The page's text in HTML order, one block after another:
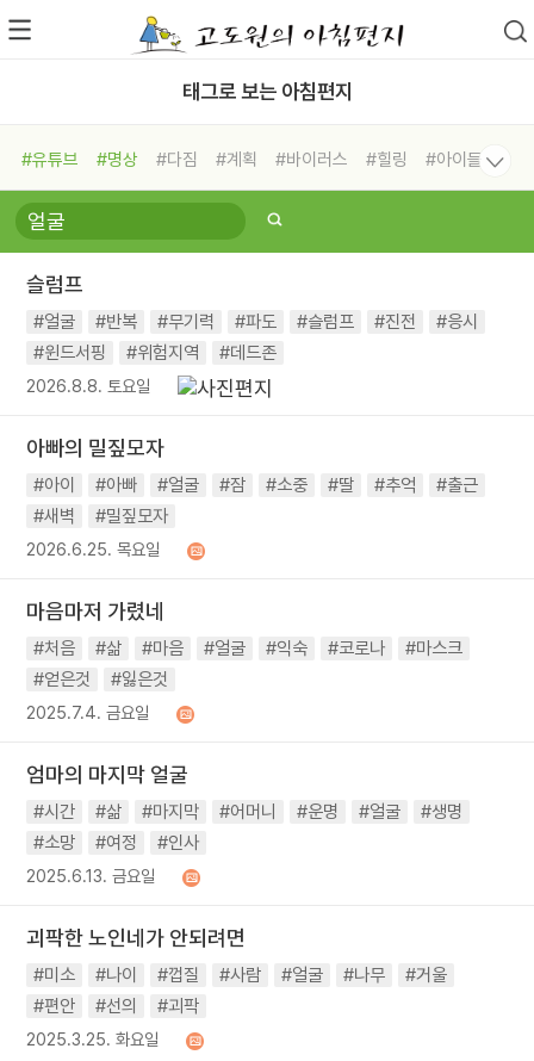
태그로 보는 아침편지
#유튜브 #명상 #다짐 #계획 #바이러스 #힐링
#아이들
#비전캠프
#독서캠프 #삶
#희망
#나눔 #친구 #링컨학교
#독서
#건강
슬럼프
#얼굴 #반복 #무기력 #파도 #슬럼프 #진전
#응시
#윈드서핑
#위험지역 #데드존
2026.8.8. 토요일
아빠의 밀짚모자
#아이 #아빠 #얼굴 #잠 #소중 #딸 #추억
#출근
#새벽
#밀짚모자
2026.6.25. 목요일
마음마저 가렸네
#처음 #삶 #마음 #얼굴 #익숙 #코로나
#마스크
#얻은것
#잃은것
2025.7.4. 금요일
엄마의 마지막 얼굴
#시간 #삶 #마지막 #어머니 #운명 #얼굴
#생명
#소망
#여정 #인사
2025.6.13. 금요일
괴팍한 노인네가 안되려면
#미소 #나이 #껍질 #사람 #얼굴 #나무
#거울
#편안
#선의 #괴팍
2025.3.25. 화요일